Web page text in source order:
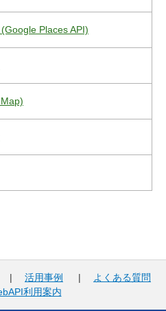
Places API)
| 活用事例 |
よくある質問
利用案内